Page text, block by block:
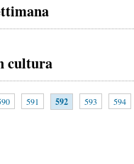
cultura
591 592 593
594